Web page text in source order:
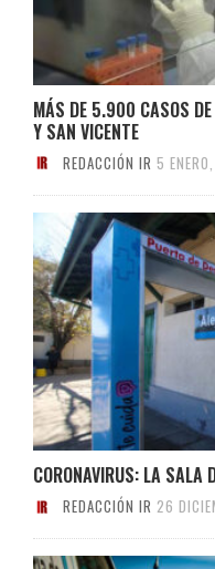
MÁS DE 5.900 CASOS DE
Y SAN VICENTE
REDACCIÓN IR 5
CORONAVIRUS: LA SALA
REDACCIÓN IR 26